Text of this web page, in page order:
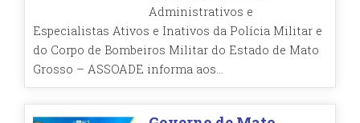
Administrativos e
Especialistas Ativos e Inativos da Polícia Militar e
do Corpo de Bombeiros Militar do Estado de Mato
Grosso – ASSOADE informa aos...